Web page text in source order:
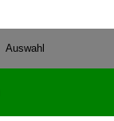
Auswahl